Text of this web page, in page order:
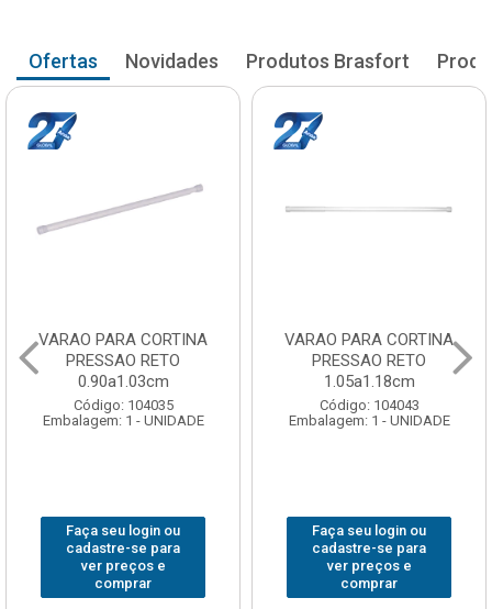
Ofertas Novidades Produtos Brasfort
VARAO PARA CORTINA
PRESSAO RETO
0.90a1.03cm
Código: 104035
Embalagem: 1 - UNIDADE
Faça seu login ou
cadastre-se para
ver preços e
comprar
VARAO PARA CORTINA
PRESSAO RETO
1.05a1.18cm
Código: 104043
Embalagem: 1 - UNIDADE
Faça seu login ou
cadastre-se para
ver preços e
comprar